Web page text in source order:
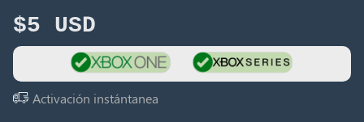
$5 USD
Activación instántanea